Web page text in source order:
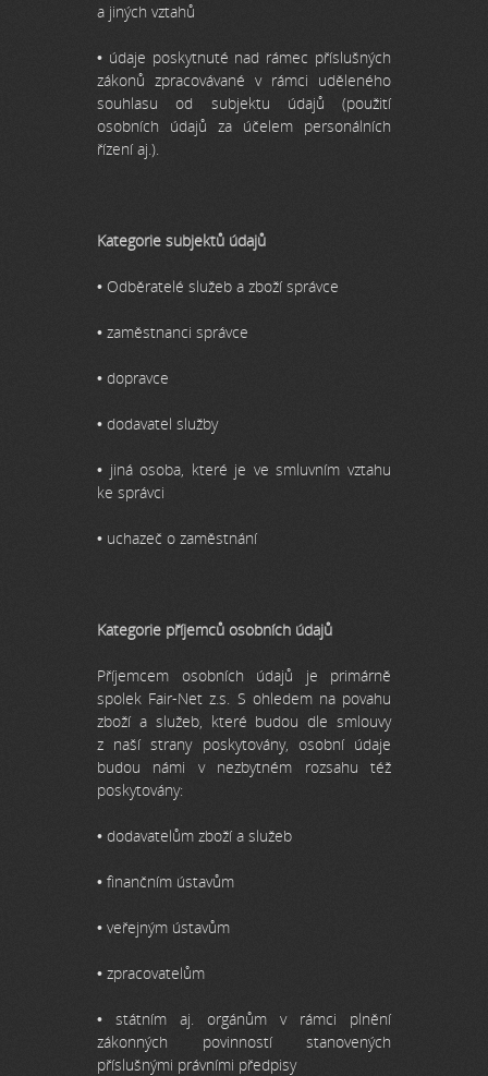
a jiných vztahů
• údaje poskytnuté nad rámec příslušných
zákonů zpracovávané v rámci uděleného
souhlasu od subjektu údajů (použití
osobních údajů za účelem personálních
řízení aj.).
Kategorie subjektů údajů
• Odběratelé služeb a zboží správce
• zaměstnanci správce
• dopravce
• dodavatel služby
• jiná osoba, které je ve smluvním vztahu
ke správci
• uchazeč o zaměstnání
Kategorie příjemců osobních údajů
Příjemcem osobních údajů je primárně
spolek Fair-Net z.s. S ohledem na povahu
zboží a služeb, které budou dle smlouvy
z naší strany poskytovány, osobní údaje
budou námi v nezbytném rozsahu též
poskytovány:
• dodavatelům zboží a služeb
• finančním ústavům
• veřejným ústavům
• zpracovatelům
• státním aj. orgánům v rámci plnění
zákonných povinností stanovených
příslušnými právními předpisy